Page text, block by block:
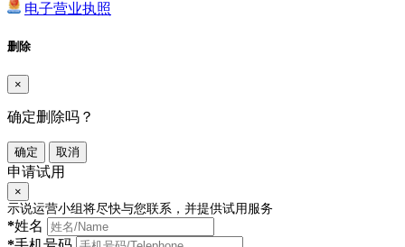
电子营业执照
删除
×
确定删除吗？
确定 取消
申请试用
×
示说运营小组将尽快与您联系，并提供试用服务
*姓名